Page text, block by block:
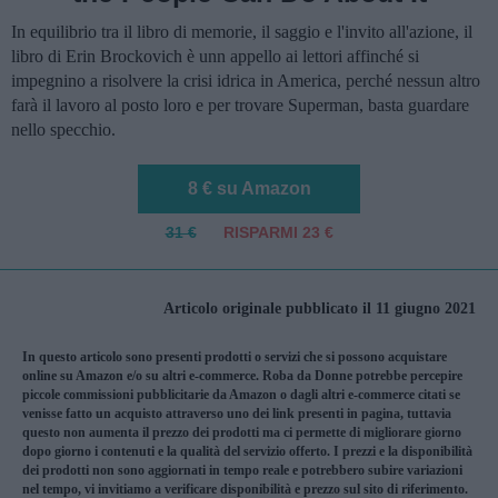
In equilibrio tra il libro di memorie, il saggio e l'invito all'azione, il
libro di Erin Brockovich è unn appello ai lettori affinché si
impegnino a risolvere la crisi idrica in America, perché nessun altro
farà il lavoro al posto loro e per trovare Superman, basta guardare
nello specchio.
8 € su Amazon
31 € RISPARMI 23 €
Articolo originale pubblicato il 11 giugno 2021
In questo articolo sono presenti prodotti o servizi che si possono acquistare
online su Amazon e/o su altri e-commerce. Roba da Donne potrebbe percepire
piccole commissioni pubblicitarie da Amazon o dagli altri e-commerce citati se
venisse fatto un acquisto attraverso uno dei link presenti in pagina, tuttavia
questo non aumenta il prezzo dei prodotti ma ci permette di migliorare giorno
dopo giorno i contenuti e la qualità del servizio offerto. I prezzi e la disponibilità
dei prodotti non sono aggiornati in tempo reale e potrebbero subire variazioni
nel tempo, vi invitiamo a verificare disponibilità e prezzo sul sito di riferimento.